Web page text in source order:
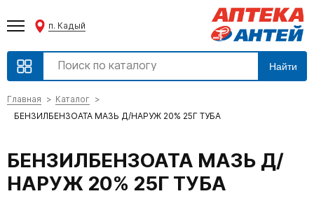
п. Кадый
Найти
Главная
Каталог
БЕНЗИЛБЕНЗОАТА МАЗЬ Д/НАРУЖ 20% 25Г ТУБА
БЕНЗИЛБЕНЗОАТА МАЗЬ Д/
НАРУЖ 20% 25Г ТУБА